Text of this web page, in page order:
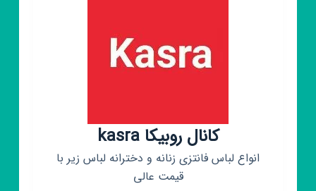
کانال روبیکا kasra
انواع لباس فانتزی زنانه و دخترانه لباس زیر با
قیمت عالی